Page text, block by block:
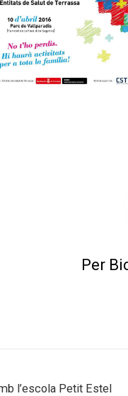
Per
l’escola Petit Estel